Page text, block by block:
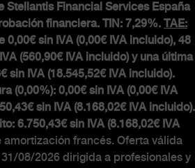
Stellantis Financial Services España
financiera. TIN: 7,29%. TAE:
0,00€ sin IVA (0,00€ IVA incluido), 48
(560,90€ IVA incluido) y una última
sin IVA (18.545,52€ IVA incluido).
(0,00%): 0,00€ sin IVA (0,00€ IVA
sin IVA (8.168,02€ IVA incluido).
6.750,43€ sin IVA (8.168,02€ IVA
amortización francés. Oferta válida
08/2026 dirigida a profesionales y